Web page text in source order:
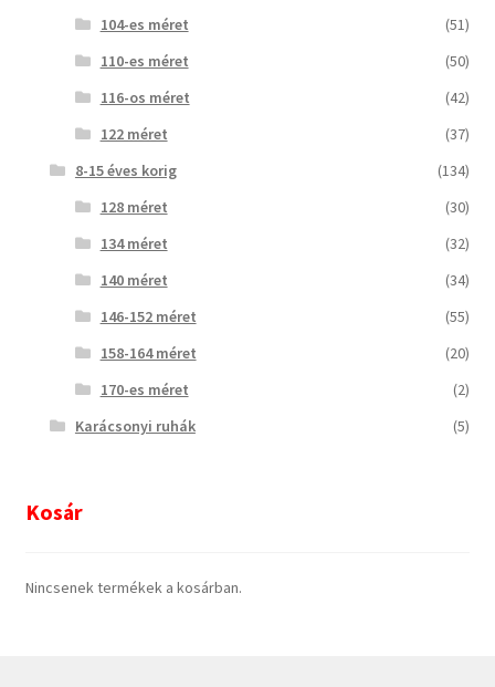
104-es méret
(51)
110-es méret
(50)
116-os méret
(42)
122 méret
(37)
8-15 éves korig
(134)
128 méret
(30)
134 méret
(32)
140 méret
(34)
146-152 méret
(55)
158-164 méret
(20)
170-es méret
(2)
Karácsonyi ruhák
(5)
Kosár
Nincsenek termékek a kosárban.